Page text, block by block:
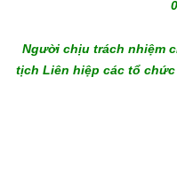
Người chịu trách nhiệm
tịch Liên hiệp các tổ